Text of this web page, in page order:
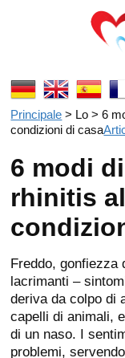
Principale > Lo > 6
condizioni di casa
6 modi
rhinitis
Freddo, gonfiezza
lacrimanti –
deriva da colpo di
capelli di animali,
di un naso. I
problemi,